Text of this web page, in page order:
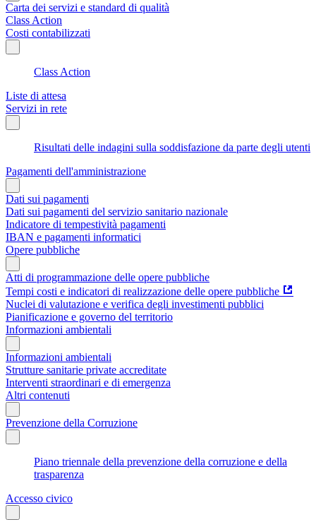
Carta dei servizi e standard di qualità
Class Action
Costi contabilizzati
Class Action
Liste di attesa
Servizi in rete
Risultati delle indagini sulla soddisfazione da parte degli utenti
Pagamenti dell'amministrazione
Dati sui pagamenti
Dati sui pagamenti del servizio sanitario nazionale
Indicatore di tempestività pagamenti
IBAN e pagamenti informatici
Opere pubbliche
Atti di programmazione delle opere pubbliche
Tempi costi e indicatori di realizzazione delle opere pubbliche
Nuclei di valutazione e verifica degli investimenti pubblici
Pianificazione e governo del territorio
Informazioni ambientali
Informazioni ambientali
Strutture sanitarie private accreditate
Interventi straordinari e di emergenza
Altri contenuti
Prevenzione della Corruzione
Piano triennale della prevenzione della corruzione e della
trasparenza
Accesso civico